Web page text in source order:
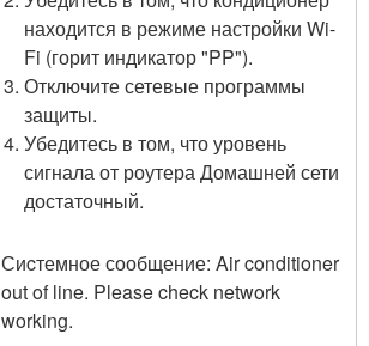
находится в режиме настройки Wi-
Fi (горит индикатор "PP").
Отключите сетевые программы
защиты.
Убедитесь в том, что уровень
сигнала от роутера Домашней сети
достаточный.
Сиcтемное сообщение: Air conditioner
out of line. Please check network
working.